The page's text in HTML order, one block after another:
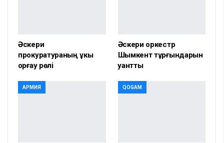
Әскери
прокуратураның құкық
қорғау рөлі
Әскери оркестр
Шымкент тұрғындарын
қуантты
АРМИЯ QOGAM